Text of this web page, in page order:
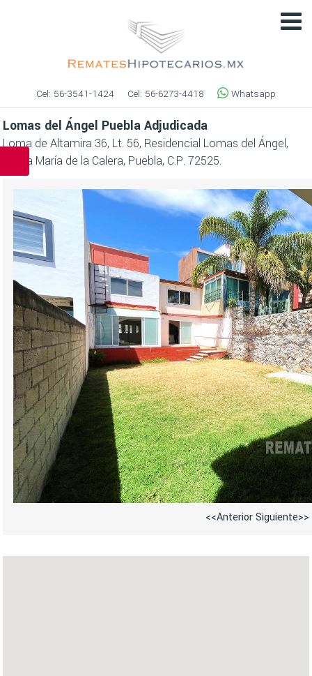
Cel: 56-3541-1424 Cel: 56-6273-4418 Whatsapp
Lomas del Ángel Puebla Adjudicada
Loma de Altamira 36, Lt. 56, Residencial Lomas del Ángel,
Santa María de la Calera, Puebla, C.P. 72525.
<<AnteriorSiguiente>>